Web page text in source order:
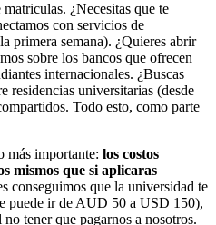
¿Necesitas que te
con servicios de
primera semana). ¿Quieres abrir
sobre los bancos que ofrecen
internacionales. ¿Buscas
residencias universitarias (desde
Todo esto, como parte
más importante: los costos
mismos que si aplicaras
conseguimos que la universidad te
puede ir de AUD 50 a USD 150),
tener que pagarnos a nosotros.